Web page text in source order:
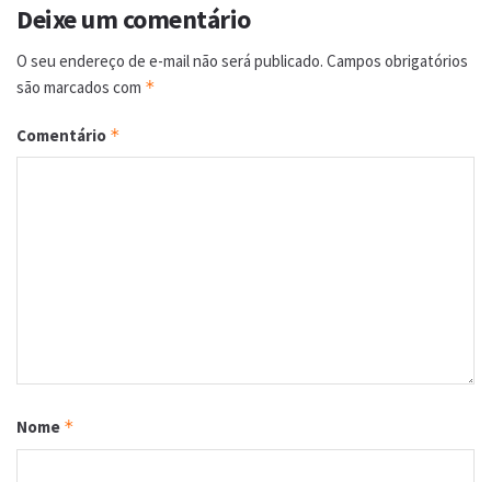
Deixe um comentário
O seu endereço de e-mail não será publicado. Campos obrigatórios
são marcados com *
Comentário *
Nome *